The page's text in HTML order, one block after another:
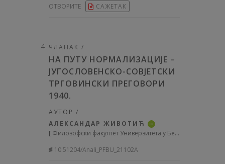
ОТВОРИТЕ САЖЕТАК
ЧЛАНАК /
НА ПУТУ НОРМАЛИЗАЦИЈЕ –
JУГОСЛОВЕНСКО-СОВЈЕТСКИ
ТРГОВИНСКИ ПРЕГОВОРИ
1940.
АУТОР /
АЛЕКСАНДАР ЖИВОТИЋ
iD
[ Филозофски факултет Универзитета у Београду, Србија
10.51204/Anali_PFBU_21102A